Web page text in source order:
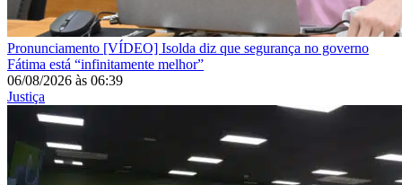
Pronunciamento [VÍDEO] Isolda diz que segurança no governo
Fátima está “infinitamente melhor”
06/08/2026 às 06:39
Justiça